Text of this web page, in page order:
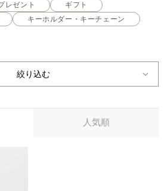
レゼント
ギフト
キーホルダー・キーチェーン
絞り込む
人気順